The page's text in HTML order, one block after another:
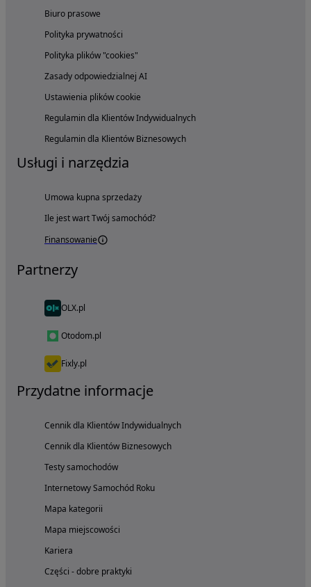
Biuro prasowe
Polityka prywatności
Polityka plików "cookies"
Zasady odpowiedzialnej AI
Ustawienia plików cookie
Regulamin dla Klientów Indywidualnych
Regulamin dla Klientów Biznesowych
Usługi i narzędzia
Umowa kupna sprzedaży
Ile jest wart Twój samochód?
Finansowanie
Partnerzy
OLX.pl
Otodom.pl
Fixly.pl
Przydatne informacje
Cennik dla Klientów Indywidualnych
Cennik dla Klientów Biznesowych
Testy samochodów
Internetowy Samochód Roku
Mapa kategorii
Mapa miejscowości
Kariera
Części - dobre praktyki